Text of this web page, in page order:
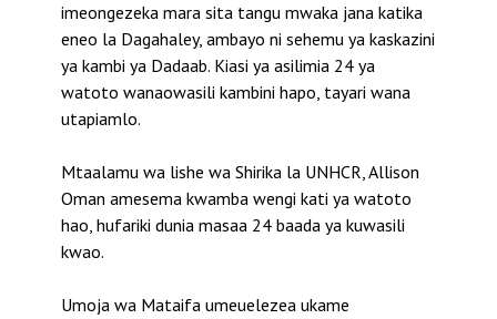
imeongezeka mara sita tangu mwaka jana katika
eneo la Dagahaley, ambayo ni sehemu ya kaskazini
ya kambi ya Dadaab. Kiasi ya asilimia 24 ya
watoto wanaowasili kambini hapo, tayari wana
utapiamlo.
Mtaalamu wa lishe wa Shirika la UNHCR, Allison
Oman amesema kwamba wengi kati ya watoto
hao, hufariki dunia masaa 24 baada ya kuwasili
kwao.
Umoja wa Mataifa umeuelezea ukame